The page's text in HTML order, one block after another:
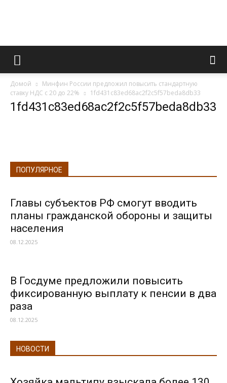
Информационно
правовой
Домой
Минфин России предложил повысить стандартную
ставку НДС с 20 до 22%
1fd431c83ed68ac2f2c5f57beda8db33
1fd431c83ed68ac2f2c5f57beda8db33
ПОПУЛЯРНОЕ
Главы субъектов РФ смогут вводить
планы гражданской обороны и защиты
населения
08.12.2025
В Госдуме предложили повысить
фиксированную выплату к пенсии в два
раза
08.12.2025
НОВОСТИ